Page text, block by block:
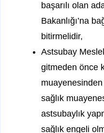
başarılı olan
Bakanlığı’na
bitirmelidir,
Astsubay
gitmeden önce
sağlık
astsubaylık
sağlık engeli